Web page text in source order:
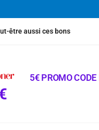
être aussi ces bons
5€ PROMO CODE